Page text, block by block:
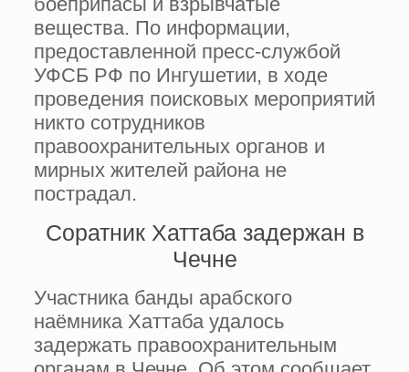
вещества. По информации,
предоставленной пресс-службой
УФСБ РФ по Ингушетии, в ходе
проведения поисковых мероприятий
никто сотрудников
правоохранительных органов и
мирных жителей района не
пострадал.
Соратник Хаттаба задержан в
Чечне
Участника банды арабского
наёмника Хаттаба удалось
задержать правоохранительным